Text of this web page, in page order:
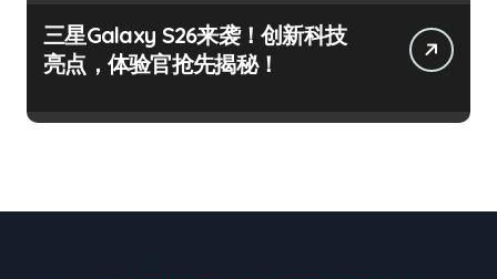
三星Galaxy S26来袭！创新科技
亮点，体验官抢先揭秘！